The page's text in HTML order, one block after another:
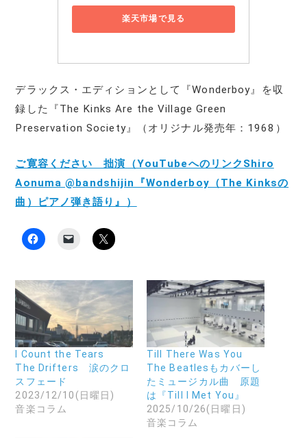
楽天市場で見る
デラックス・エディションとして『Wonderboy』を収
録した『The Kinks Are the Village Green
Preservation Society』（オリジナル発売年：1968）
ご寛容ください 拙演（YouTubeへのリンクShiro
Aonuma @bandshijin『Wonderboy（The Kinksの
曲）ピアノ弾き語り』）
F
a
o
o
k
で
共
有
す
る
に
は
ク
リ
ッ
ク
し
て
て
達
に
メ
ー
ル
で
リ
ン
ク
送
信
ク
リ
て
で
共
有
(
新
し
ィ
ド
ウ
I Count the Tears
The Drifters 涙のクロ
スフェード
2023/12/10(日曜日)
音楽コラム
Till There Was You
The Beatlesもカバーし
たミュージカル曲 原題
は『Till I Met You』
2025/10/26(日曜日)
音楽コラム